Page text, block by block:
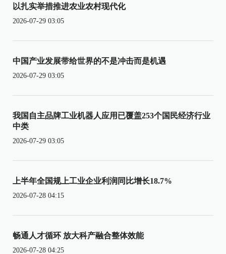
以扎实举措推进农业农村现代化
2026-07-29 03:05
中国产业发展带给世界的不是冲击而是机遇
2026-07-29 03:05
我国自主品牌工业机器人应用已覆盖253个国民经济行业
中类
2026-07-29 03:05
上半年全国规上工业企业利润同比增长18.7%
2026-07-28 04:15
畅通人才循环 放大科产融合整体效能
2026-07-28 04:25